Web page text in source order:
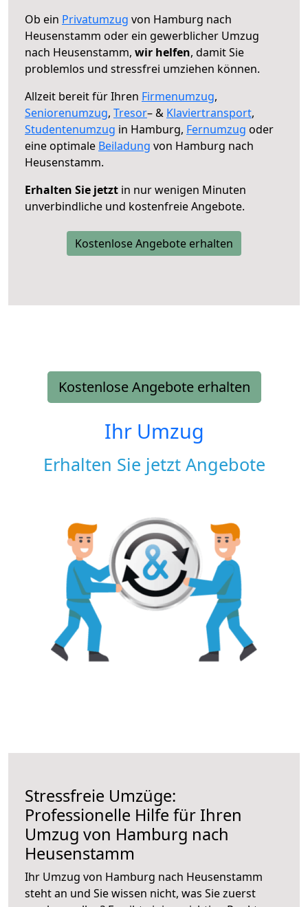
Ob ein Privatumzug von Hamburg nach
Heusenstamm oder ein gewerblicher Umzug
nach Heusenstamm, wir helfen, damit Sie
problemlos und stressfrei umziehen können.
Allzeit bereit für Ihren Firmenumzug,
Seniorenumzug, Tresor– & Klaviertransport,
Studentenumzug in Hamburg, Fernumzug oder
eine optimale Beiladung von Hamburg nach
Heusenstamm.
Erhalten Sie jetzt in nur wenigen Minuten
unverbindliche und kostenfreie Angebote.
Kostenlose Angebote erhalten
Kostenlose Angebote erhalten
Ihr Umzug
Erhalten Sie jetzt Angebote
Stressfreie Umzüge:
Professionelle Hilfe für Ihren
Umzug von Hamburg nach
Heusenstamm
Ihr Umzug von Hamburg nach Heusenstamm
steht an und Sie wissen nicht, was Sie zuerst